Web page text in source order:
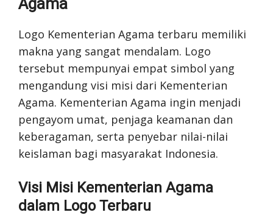
Logo Kementerian Agama terbaru memiliki
makna yang sangat mendalam. Logo
tersebut mempunyai empat simbol yang
mengandung visi misi dari Kementerian
Agama. Kementerian Agama ingin menjadi
pengayom umat, penjaga keamanan dan
keberagaman, serta penyebar nilai-nilai
keislaman bagi masyarakat Indonesia.
Visi Misi Kementerian Agama
dalam Logo Terbaru